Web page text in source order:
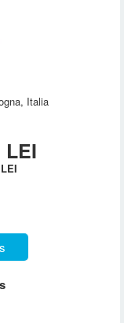
Italia
LEI
LEI